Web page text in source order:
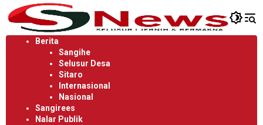
Langsung
ke
konten
Berita
Sangihe
Selusur Desa
Sitaro
Internasional
Nasional
Sangirees
Nalar Publik